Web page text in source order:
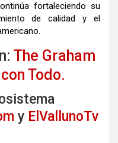
fortaleciendo su
de calidad y el
The Graham
Todo.
y ElVallunoTv